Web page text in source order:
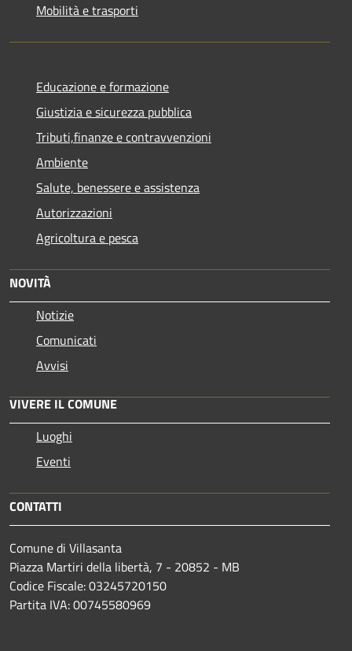
Mobilità e trasporti
Educazione e formazione
Giustizia e sicurezza pubblica
Tributi,finanze e contravvenzioni
Ambiente
Salute, benessere e assistenza
Autorizzazioni
Agricoltura e pesca
NOVITÀ
Notizie
Comunicati
Avvisi
VIVERE IL COMUNE
Luoghi
Eventi
CONTATTI
Comune di Villasanta
Piazza Martiri della libertà, 7 - 20852 - MB
Codice Fiscale: 03245720150
Partita IVA: 00745580969